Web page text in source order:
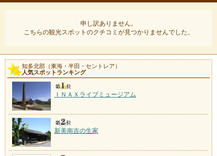
申し訳ありません。
こちらの観光スポットのクチコミが見つかりませんでした。
知多北部（東海・半田・セントレア）
人気スポットランキング
ＩＮＡＸライブミュージアム
新美南吉の生家